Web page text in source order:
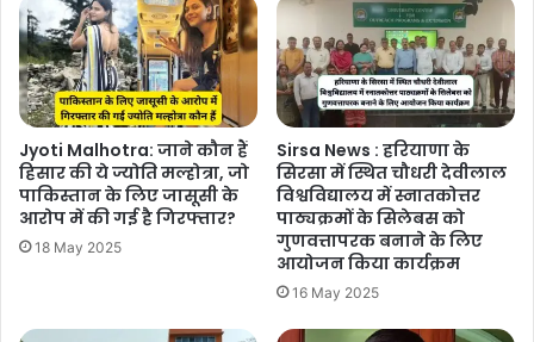
Jyoti Malhotra: ​​जाने कौन हैं
हिसार की ये ज्योति मल्होत्रा, जो
पाकिस्तान के लिए जासूसी के
आरोप में की गई है गिरफ्तार?
18 May 2025
Sirsa News : हरियाणा के
सिरसा में स्थित चौधरी देवीलाल
विश्वविद्यालय में स्नातकोत्तर
पाठ्यक्रमों के सिलेबस को
गुणवत्तापरक बनाने के लिए
आयोजन किया कार्यक्रम
16 May 2025